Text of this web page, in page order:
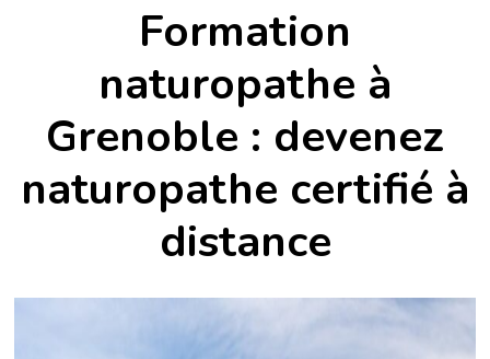
Formation
naturopathe à
Grenoble : devenez
naturopathe certifié à
distance